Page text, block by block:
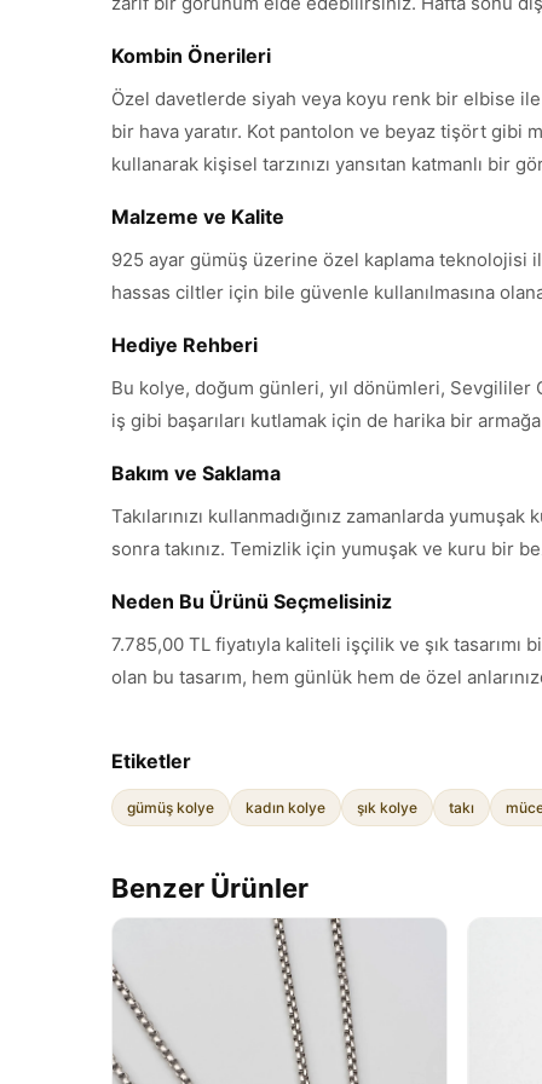
Kombin Önerileri
Özel davetlerde siyah veya koyu renk bir elbise
bir hava yaratır. Kot pantolon ve beyaz tişört gibi
kullanarak kişisel tarzınızı yansıtan katmanlı bir
Malzeme ve Kalite
925 ayar gümüş üzerine özel kaplama teknolojisi
hassas ciltler için bile güvenle kullanılmasına
Hediye Rehberi
Bu kolye, doğum günleri, yıl dönümleri,
iş gibi başarıları kutlamak için de harika bir
Bakım ve Saklama
Takılarınızı kullanmadığınız zamanlarda
sonra takınız. Temizlik için yumuşak ve kuru bir
Neden Bu Ürünü Seçmelisiniz
7.785,00 TL fiyatıyla kaliteli işçilik ve şık
olan bu tasarım, hem günlük hem de özel
Etiketler
gümüş kolye kadın kolye şık kolye takı
Benzer Ürünler